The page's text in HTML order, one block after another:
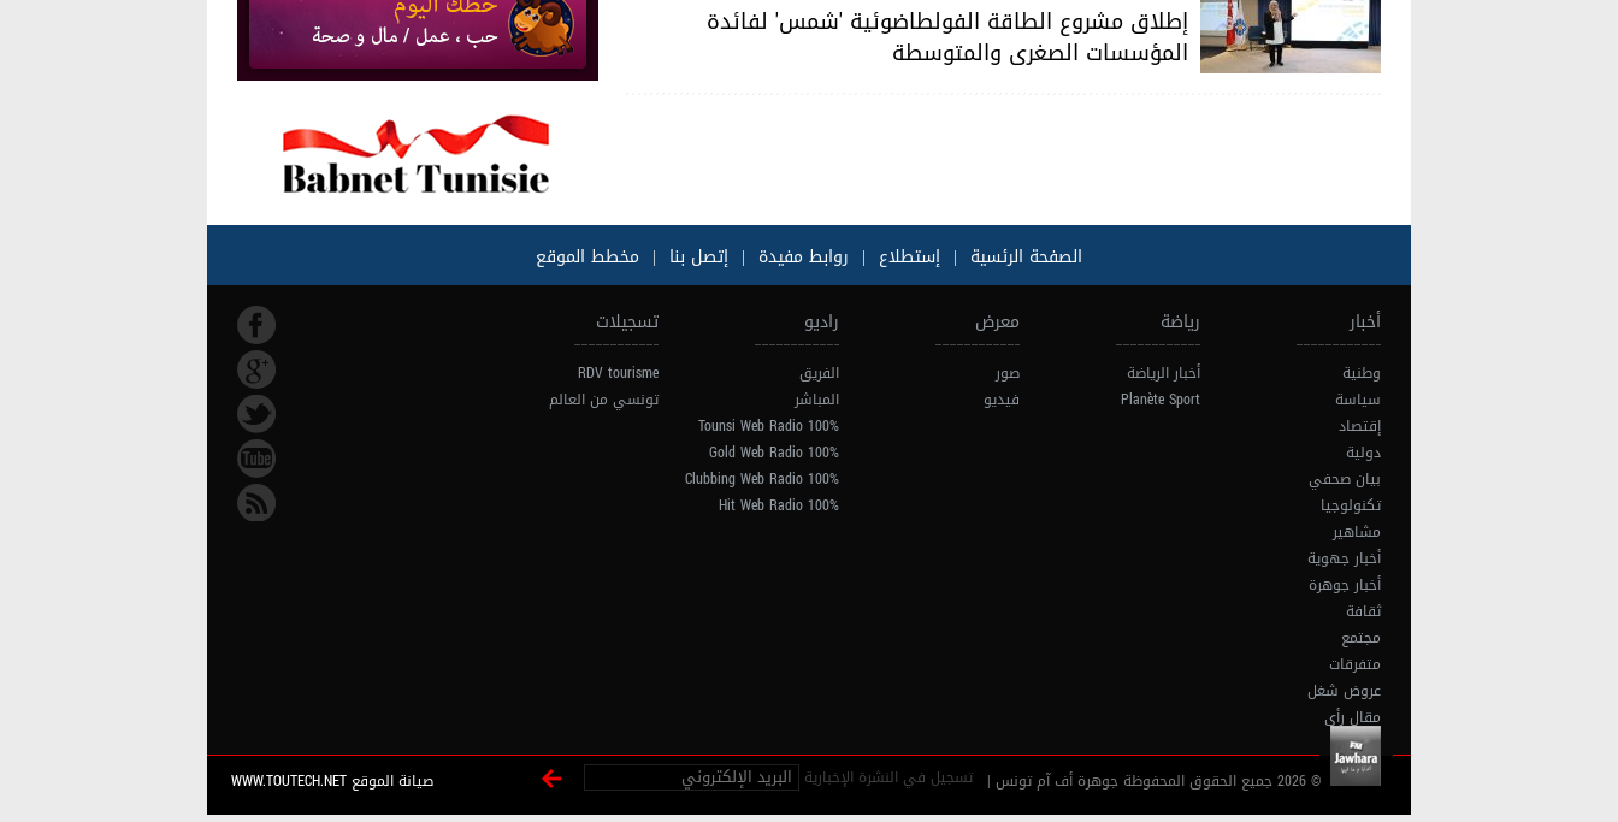
إطلاق مشروع الطاقة الفولطاضوئية 'شمس' لفائدة
المؤسسات الصغرى والمتوسطة
الصفحة الرئسية | إستطلاع | روابط مفيدة | إتصل بنا | مخطط الموقع
أخبار
وطنية
سياسة
إقتصاد
دولية
بيان صحفي
تكنولوجيا
مشاهير
أخبار جهوية
أخبار جوهرة
ثقافة
مجتمع
متفرقات
عروض شغل
مقال رأي
رياضة
أخبار الرياضة
Planète Sport
معرض
صور
فيديو
راديو
الفريق
المباشر
100% Tounsi Web Radio
100% Gold Web Radio
100% Clubbing Web Radio
100% Hit Web Radio
تسجيلات
RDV tourisme
تونسي من العالم
© 2026 جميع الحقوق المحفوظة جوهرة أف آم تونس | تسجيل في النشرة الإخبارية صيانة الموقع WWW.TOUTECH.NET